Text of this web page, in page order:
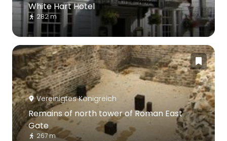
White Hart Hotel
282 m
Vereinigtes Königreich
Remains of north tower of Roman East
Gate
267 m